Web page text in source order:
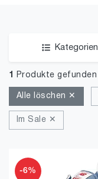
Kategorien
1 Produkte gefunden
Alle löschen ✕
Im Sale ✕
-6%